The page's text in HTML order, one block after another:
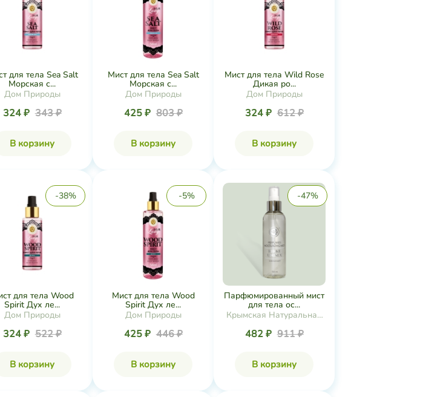
для тела Sea Salt
Морская с...
Дом Природы
324 ₽ 343 ₽
В корзину
Мист для тела Sea Salt
Морская с...
Дом Природы
425 ₽ 803 ₽
В корзину
Мист для тела Wild Rose
Дикая ро...
Дом Природы
324 ₽ 612 ₽
В корзину
-38%
для тела Wood
Spirit Дух ле...
Дом Природы
324 ₽ 522 ₽
В корзину
-5%
Мист для тела Wood
Spirit Дух ле...
Дом Природы
425 ₽ 446 ₽
В корзину
-47%
Парфюмированный мист
для тела ос...
Крымская Натуральная
482 ₽ 911 ₽
В корзину